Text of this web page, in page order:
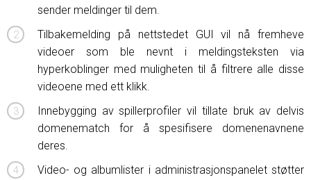
sender meldinger til dem.
Tilbakemelding på nettstedet GUI vil nå fremheve
videoer som ble nevnt i meldingsteksten via
hyperkoblinger med muligheten til å filtrere alle disse
videoene med ett klikk.
Innebygging av spillerprofiler vil tillate bruk av delvis
domenematch for å spesifisere domenenavnene
deres.
Video- og albumlister i administrasjonspanelet støtter